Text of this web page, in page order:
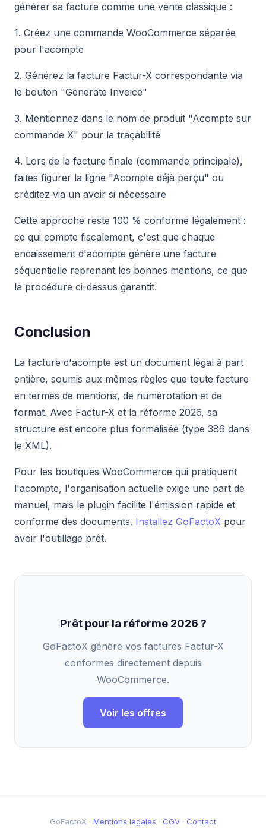
générer sa facture comme une vente classique :
1. Créez une commande WooCommerce séparée
pour l'acompte
2. Générez la facture Factur-X correspondante via
le bouton "Generate Invoice"
3. Mentionnez dans le nom de produit "Acompte sur
commande X" pour la traçabilité
4. Lors de la facture finale (commande principale),
faites figurer la ligne "Acompte déjà perçu" ou
créditez via un avoir si nécessaire
Cette approche reste 100 % conforme légalement :
ce qui compte fiscalement, c'est que chaque
encaissement d'acompte génère une facture
séquentielle reprenant les bonnes mentions, ce que
la procédure ci-dessus garantit.
Conclusion
La facture d'acompte est un document légal à part
entière, soumis aux mêmes règles que toute facture
en termes de mentions, de numérotation et de
format. Avec Factur-X et la réforme 2026, sa
structure est encore plus formalisée (type 386 dans
le XML).
Pour les boutiques WooCommerce qui pratiquent
l'acompte, l'organisation actuelle exige une part de
manuel, mais le plugin facilite l'émission rapide et
conforme des documents. Installez GoFactoX pour
avoir l'outillage prêt.
Prêt pour la réforme 2026 ?
GoFactoX génère vos factures Factur-X
conformes directement depuis
WooCommerce.
Voir les offres
GoFactoX · Mentions légales · CGV · Contact